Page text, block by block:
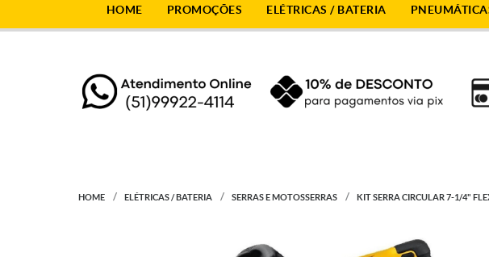
HOME PROMOÇÕES ELÉTRICAS / BATERIA
HOME ELÉTRICAS / BATERIA SERRAS E MOTOSSERRAS KIT SERRA CIRCULAR 7-1/4"